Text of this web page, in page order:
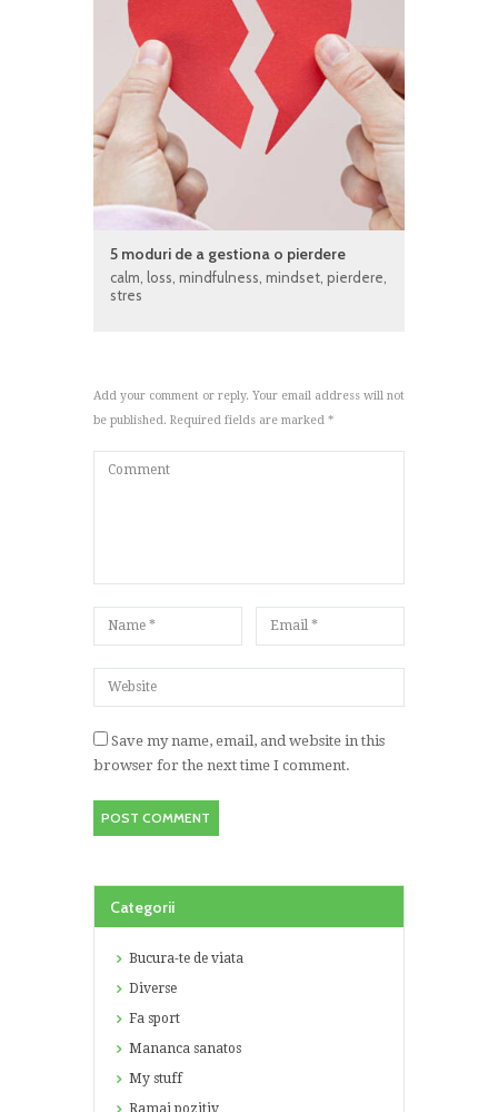
5 moduri de a gestiona o pierdere
calm loss mindfulness mindset pierdere
stres
Add your comment or reply. Your email address will not
be published. Required fields are marked *
Save my name, email, and website in this
browser for the next time I comment.
Categorii
Bucura-te de viata
Diverse
Fa sport
Mananca sanatos
My stuff